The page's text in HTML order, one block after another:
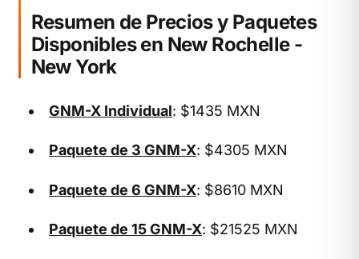
Resumen de Precios y Paquetes
Disponibles en New Rochelle -
New York
GNM-X Individual: $1435 MXN
Paquete de 3 GNM-X: $4305 MXN
Paquete de 6 GNM-X: $8610 MXN
Paquete de 15 GNM-X: $21525 MXN